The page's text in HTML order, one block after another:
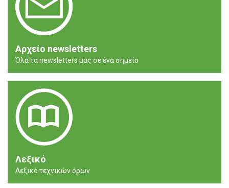
Αρχείο newsletters
Όλα τα newsletters μας σε ένα σημείο
Λεξικό
Λεξικό τεχνικών όρων